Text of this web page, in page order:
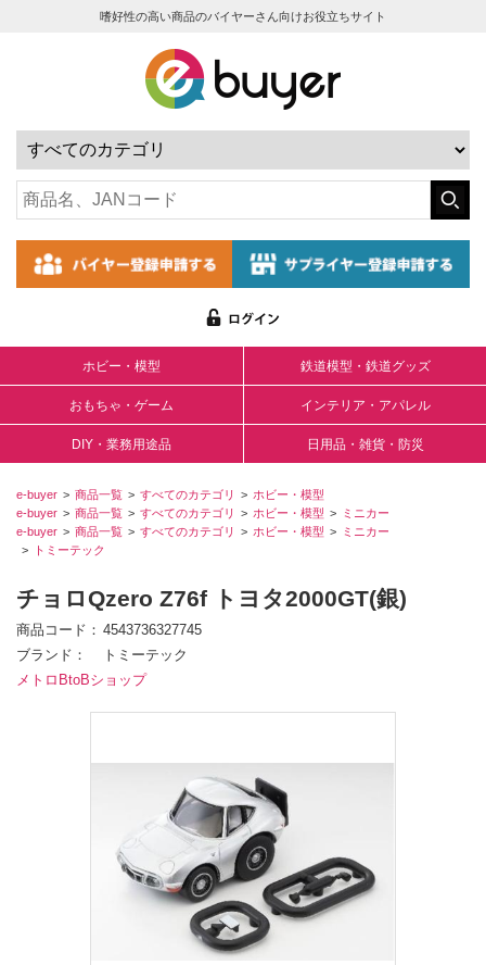
嗜好性の高い商品のバイヤーさん向けお役立ちサイト
ホビー・模型 鉄道模型・鉄道グッズ
おもちゃ・ゲーム インテリア・アパレル
DIY・業務用途品 日用品・雑貨・防災
e-buyer 商品一覧 すべてのカテゴリ
ホビー・模型
e-buyer
商品一覧 すべてのカテゴリ ホビー・模型
ミニカー
e-buyer
商品一覧 すべてのカテゴリ ホビー・模型
ミニカー
トミーテック
チョロQzero Z76f トヨタ2000GT(銀)
商品コード
4543736327745
ブランド
トミーテック
メトロBtoBショップ